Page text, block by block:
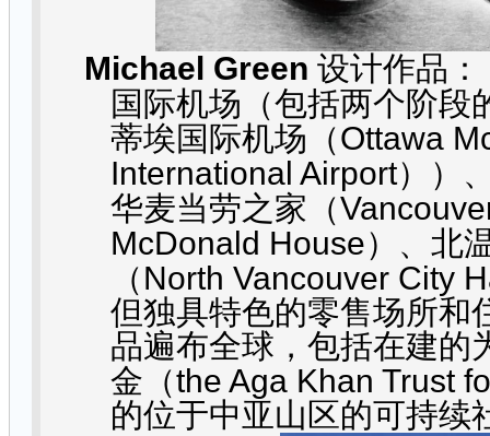
Michael Green 设计作品：
国际机场（包括两个阶段
蒂埃国际机场（Ottawa
International Airport））
华麦当劳之家（
McDonald House）、北
（North Vancouver City
但独具特色的零售场所和
品遍布全球，包括在建的
金（the Aga Khan Trust
的位于中亚山区的可持续